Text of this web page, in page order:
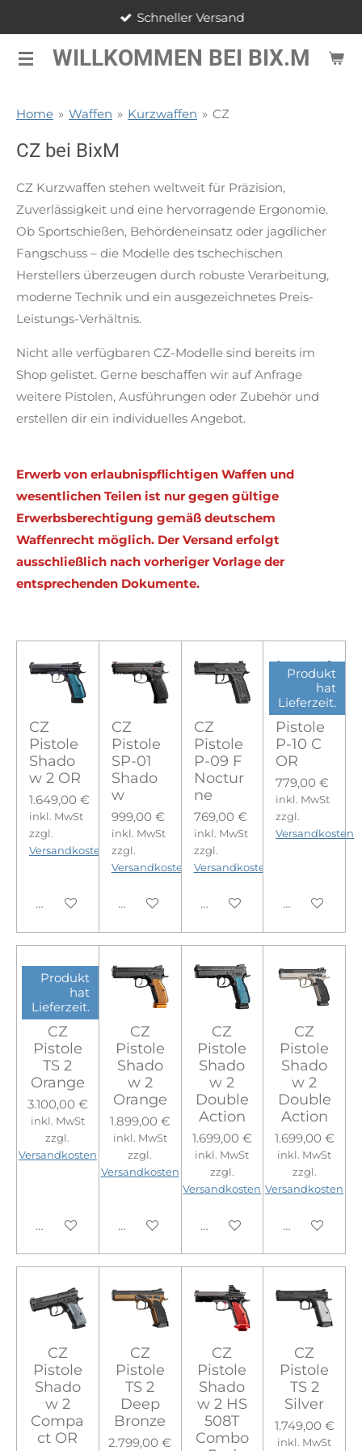
springenWILLKOMMEN BEI BIX.M
Schneller Versand
Home » Waffen » Kurzwaffen » CZ
CZ bei BixM
CZ Kurzwaffen stehen weltweit für Präzision,
Zuverlässigkeit und eine hervorragende Ergonomie.
Ob Sportschießen, Behördeneinsatz oder jagdlicher
Fangschuss – die Modelle des tschechischen
Herstellers überzeugen durch robuste Verarbeitung,
moderne Technik und ein ausgezeichnetes Preis-
Leistungs-Verhältnis.
Nicht alle verfügbaren CZ-Modelle sind bereits im
Shop gelistet. Gerne beschaffen wir auf Anfrage
weitere Pistolen, Ausführungen oder Zubehör und
erstellen dir ein individuelles Angebot.
Erwerb von erlaubnispflichtigen Waffen und
wesentlichen Teilen ist nur gegen gültige
Erwerbsberechtigung gemäß deutschem
Waffenrecht möglich. Der Versand erfolgt
ausschließlich nach vorheriger Vorlage der
entsprechenden Dokumente.
CZ
Pistole
Shado
w 2 OR
1.649,00 €
inkl. MwSt
zzgl.
Versandkosten
In den Warenkorb
CZ
Pistole
SP-01
Shado
w
999,00 €
inkl. MwSt
zzgl.
Versandkosten
In den Warenkorb
CZ
Pistole
P-09 F
Noctur
ne
769,00 €
inkl. MwSt
zzgl.
Versandkosten
In den Warenkorb
Produkt
hat
Lieferzeit.
Pistole
P-10 C
OR
779,00 €
inkl. MwSt
zzgl.
Versandkosten
In den
Produkt
hat
Lieferzeit.
CZ
Pistole
TS 2
Orange
3.100,00 €
inkl. MwSt
zzgl.
Versandkosten
In den Warenkorb
CZ
Pistole
Shado
w 2
Orange
1.899,00 €
inkl. MwSt
zzgl.
Versandkosten
In den Warenkorb
CZ
Pistole
Shado
w 2
Double
Action
1.699,00 €
inkl. MwSt
zzgl.
Versandkosten
In den Warenkorb
CZ
Pistole
Shado
w 2
Double
Action
1.699,00 €
inkl. MwSt
zzgl.
Versandkosten
In den
CZ
Pistole
Shado
w 2
Compa
ct OR
CZ
Pistole
TS 2
Deep
Bronze
2.799,00 €
CZ
Pistole
Shado
w 2 HS
508T
Combo
CZ
Pistole
TS 2
Silver
1.749,00 €
inkl. MwSt